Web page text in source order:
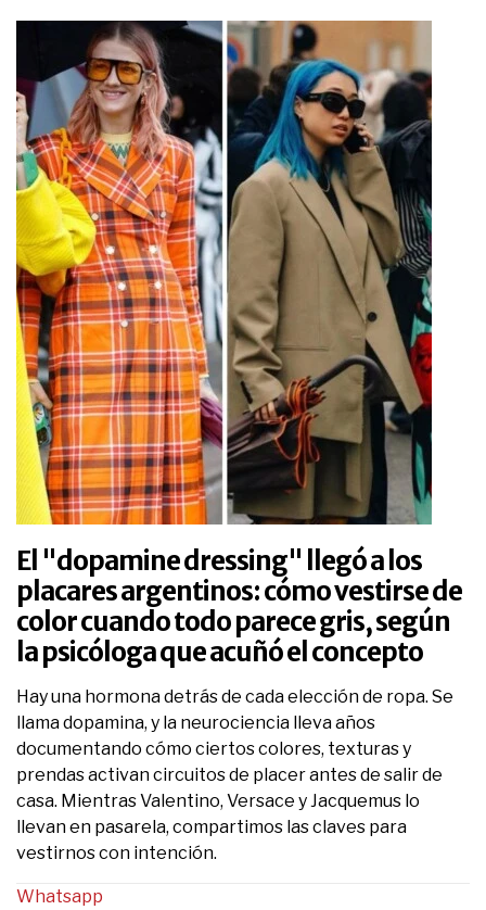
El "dopamine dressing" llegó a los
placares argentinos: cómo vestirse de
color cuando todo parece gris, según
la psicóloga que acuñó el concepto
Hay una hormona detrás de cada elección de ropa. Se
llama dopamina, y la neurociencia lleva años
documentando cómo ciertos colores, texturas y
prendas activan circuitos de placer antes de salir de
casa. Mientras Valentino, Versace y Jacquemus lo
llevan en pasarela, compartimos las claves para
vestirnos con intención.
Whatsapp